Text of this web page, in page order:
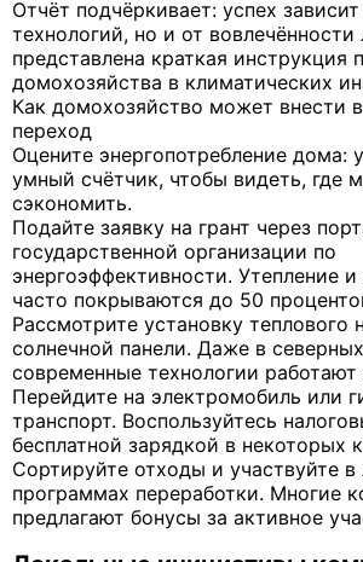
Отчёт подчёркивает: успех
технологий, но и от
представлена краткая инструкция
домохозяйства в климатических
Как домохозяйство может внести
переход
Оцените энергопотребление дома:
умный счётчик, чтобы видеть, где
сэкономить.
Подайте заявку на грант через
государственной организации по
энергоэффективности. Утепление
часто покрываются до 50
Рассмотрите установку теплового
солнечной панели. Даже в
современные технологии
Перейдите на электромобиль или
транспорт. Воспользуйтесь
бесплатной зарядкой в некоторых
Сортируйте отходы и участвуйте в
программах переработки. Многие
предлагают бонусы за активное